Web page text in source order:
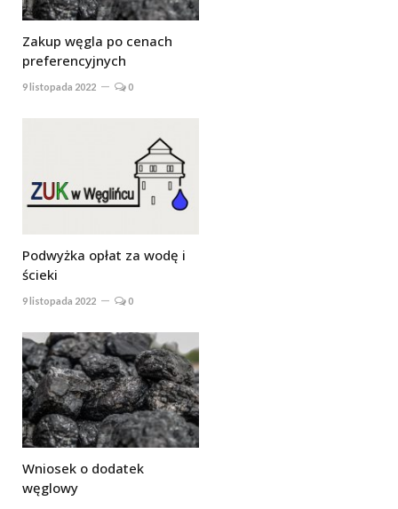
Zakup węgla po cenach
preferencyjnych
9 listopada 2022 0
Podwyżka opłat za wodę i
ścieki
9 listopada 2022 0
Wniosek o dodatek
węglowy